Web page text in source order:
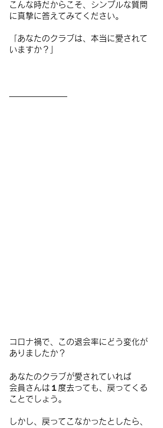
こんな時だからこそ、シンプルな質問
に真摯に答えてみてください。
「あなたのクラブは、本当に愛されて
いますか？」
コロナ禍で、この退会率にどう変化が
ありましたか？
あなたのクラブが愛されていれば
会員さんは１度去っても、戻ってくる
ことでしょう。
しかし、戻ってこなかったとしたら、